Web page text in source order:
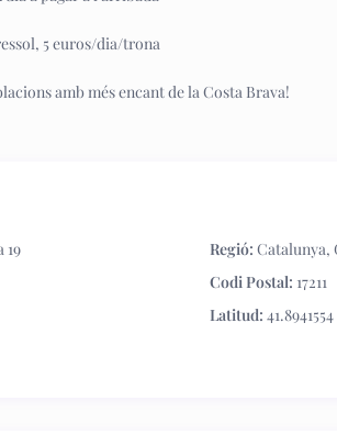
5 euros/dia/trona
amb més encant de la Costa Brava!
19 Regió: Catalunya,
Codi Postal: 17211
Latitud: 41.8941554